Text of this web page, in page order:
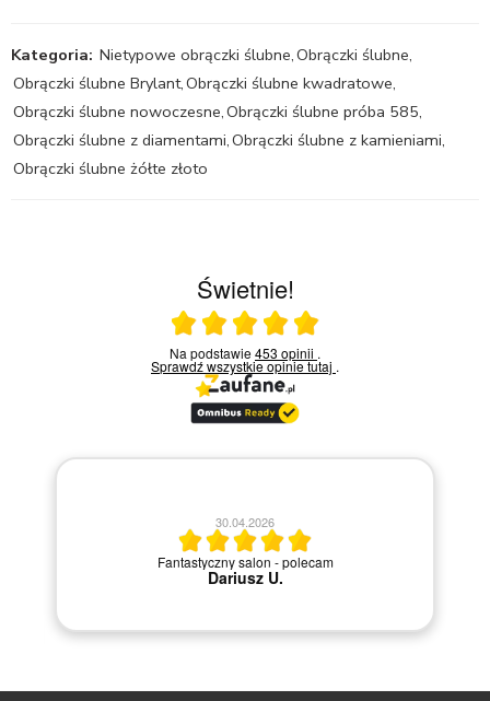
Kategoria: Nietypowe obrączki ślubne,Obrączki ślubne,
Obrączki ślubne Brylant,Obrączki ślubne kwadratowe,
Obrączki ślubne nowoczesne,Obrączki ślubne próba 585,
Obrączki ślubne z diamentami,Obrączki ślubne z kamieniami,
Obrączki ślubne żółte złoto
Świetnie!
Ocena średnia 5 na 5
Na podstawie453 opinii .
Sprawdź wszystkie opinietutaj .
30.04.2026
Fantastyczny salon - polecam
Dariusz U.